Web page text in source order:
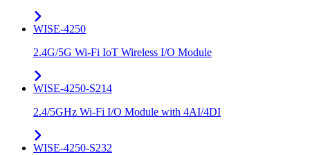
WISE-4250
2.4G/5G Wi-Fi IoT Wireless I/O Module
WISE-4250-S214
2.4/5GHz Wi-Fi I/O Module with 4AI/4DI
WISE-4250-S232